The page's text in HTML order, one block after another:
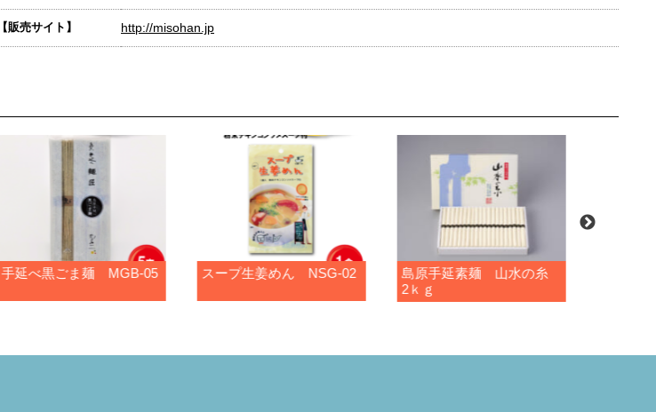
【販売サイト】 http://misohan.jp
手延べ黒ごま麺 MGB-05 スープ生姜めん NSG-02
島原手延素麺 山水の糸
2ｋｇ